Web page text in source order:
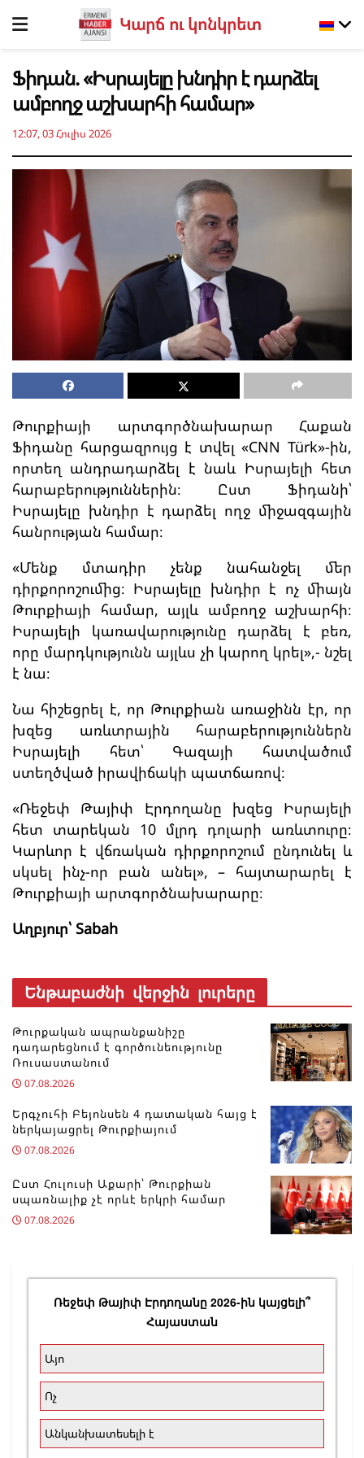
Կարճ ու կոնկրետ
Ֆիդան. «Իսրայելը խնդիր է դարձել
ամբողջ աշխարհի համար»
12:07, 03 Հուլիս 2026
Թուրքիայի արտգործնախարար Հաքան
Ֆիդանը հարցազրույց է տվել «CNN Türk»-ին,
որտեղ անդրադարձել է նաև Իսրայելի հետ
հարաբերություններին։ Ըստ Ֆիդանի՝
Իսրայելը խնդիր է դարձել ողջ միջազգային
հանրության համար։
«Մենք մտադիր չենք նահանջել մեր
դիրքորոշումից։ Իսրայելը խնդիր է ոչ միայն
Թուրքիայի համար, այլև ամբողջ աշխարհի։
Իսրայելի կառավարությունը դարձել է բեռ,
որը մարդկությունն այլևս չի կարող կրել»,- նշել
է նա։
Նա հիշեցրել է, որ Թուրքիան առաջինն էր, որ
խզեց առևտրային հարաբերություններն
Իսրայելի հետ՝ Գազայի հատվածում
ստեղծված իրավիճակի պատճառով։
«Ռեջեփ Թայիփ Էրդողանը խզեց Իսրայելի
հետ տարեկան 10 մլրդ դոլարի առևտուրը։
Կարևոր է վճռական դիրքորոշում ընդունել և
սկսել ինչ-որ բան անել», – հայտարարել է
Թուրքիայի արտգործնախարարը։
Աղբյուր՝ Sabah
Ենթաբաժնի վերջին լուրերը
Թուրքական ապրանքանիշը
դադարեցնում է գործունեությունը
Ռուսաստանում
07.08.2026
Երգչուհի Բեյոնսեն ​​4 դատական հայց է
ներկայացրել Թուրքիայում
07.08.2026
Ըստ Հուլուսի Աքարի՝ Թուրքիան
սպառնալիք չէ որևէ երկրի համար
07.08.2026
Ռեջեփ Թայիփ Էրդողանը 2026-ին կայցելի՞
Հայաստան
Այո
Ոչ
Անկանխատեսելի է